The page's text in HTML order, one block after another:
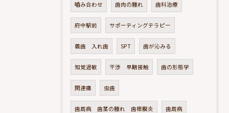
嚙み合わせ 歯肉の腫れ 歯科治療
府中駅前 サポーティングテラピー
義歯 入れ歯 SPT 歯が沁みる
知覚過敏 干渉 早期接触 歯の形態学
関連痛 虫歯
歯周病 歯茎の腫れ 歯根膜炎 歯周病